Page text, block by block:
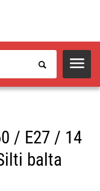
/ E27 / 14
balta